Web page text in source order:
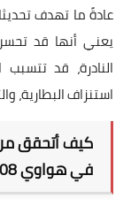
يعني أنها قد
النادرة، قد
استنزاف البطارية،
كيف أتحقق
في هواوي T208؟